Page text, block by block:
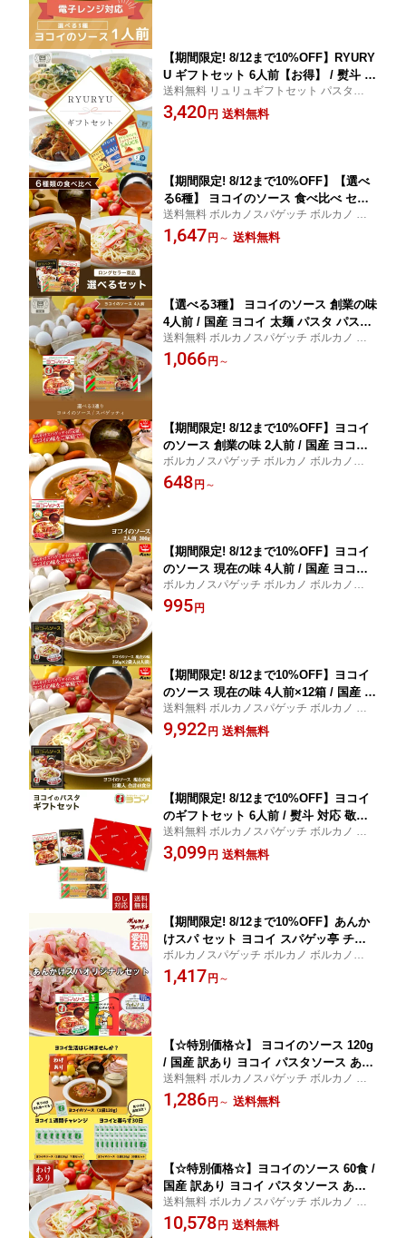
【期間限定! 8/12まで10%OFF】RYURY
U ギフトセット 6人前【お得】 / 熨斗 対
応 お歳暮 ギフト ソーシャルギフト セ
ット パスタ＆ソース詰め合わせ プチギ
送料無料 リュリュギフトセット パスタ＆ソ
ース詰め合わせ ギフト対応 ソーシャルギフ
ト ボルカノスパゲッチ ボルカノ ボルカノ
3,420 円 送料無料
【期間限定! 8/12まで10%OFF】【選べ
る6種】 ヨコイのソース 食べ比べ セッ
ト 創業の味 現在の味 / 国産 ヨコイ 太麺
パスタ パスタソース パスタセット あん
送料無料 ボルカノスパゲッチ ボルカノ ボ
ルカノパスタ
1,647 円 ～ 送料無料
【選べる3種】 ヨコイのソース 創業の味
4人前 / 国産 ヨコイ 太麺 パスタ パスタ
ソース パスタセット あんかけスパ あん
かけパスタ あんかけソース あんかけス
送料無料 ボルカノスパゲッチ ボルカノ ボ
ルカノパスタ
1,066 円 ～
【期間限定! 8/12まで10%OFF】ヨコイ
のソース 創業の味 2人前 / 国産 ヨコイ
パスタソース あんかけスパ あんかけパ
スタ あんかけソース あんかけスパゲッ
ボルカノスパゲッチ ボルカノ ボルカノパス
タ
648 円 ～
【期間限定! 8/12まで10%OFF】ヨコイ
のソース 現在の味 4人前 / 国産 ヨコイ
パスタソース あんかけスパ あんかけパ
スタ あんかけソース あんかけスパゲッ
ボルカノスパゲッチ ボルカノ ボルカノパス
タ
995 円
【期間限定! 8/12まで10%OFF】ヨコイ
のソース 現在の味 4人前×12箱 / 国産 ヨ
コイ パスタソース あんかけスパ あんか
けパスタ あんかけソース あんかけスパ
送料無料 ボルカノスパゲッチ ボルカノ ボ
ルカノパスタ
9,922 円 送料無料
【期間限定! 8/12まで10%OFF】ヨコイ
のギフトセット 6人前 / 熨斗 対応 敬老
の日 ギフト セット プチギフト 国産 ヨ
コイ 太麺 パスタ パスタソース パスタ
送料無料 ボルカノスパゲッチ ボルカノ ボ
ルカノパスタ
3,099 円 送料無料
【期間限定! 8/12まで10%OFF】あんか
けスパ セット ヨコイ スパゲッ亭 チャ
オ スパゲティハウス チャオ / 国産 太麺
パスタソース パスタセット あんかけパ
ボルカノスパゲッチ ボルカノ ボルカノパス
タ
1,417 円 ～
【☆特別価格☆】 ヨコイのソース 120g
/ 国産 訳あり ヨコイ パスタソース あん
かけスパ あんかけパスタ あんかけソー
ス あんかけスパゲッティ あんかけ レト
送料無料 ボルカノスパゲッチ ボルカノ ボ
ルカノパスタ
1,286 円 ～ 送料無料
【☆特別価格☆】ヨコイのソース 60食 /
国産 訳あり ヨコイ パスタソース あん
かけスパ あんかけパスタ あんかけソー
ス あんかけスパゲッティ あんかけ レト
送料無料 ボルカノスパゲッチ ボルカノ ボ
ルカノパスタ
10,578 円 送料無料